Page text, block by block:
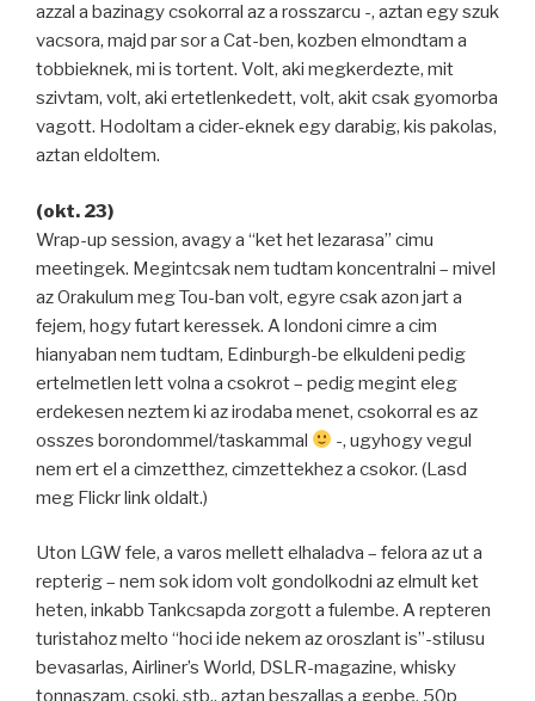
azzal a bazinagy csokorral az a rosszarcu -, aztan egy szuk
vacsora, majd par sor a Cat-ben, kozben elmondtam a
tobbieknek, mi is tortent. Volt, aki megkerdezte, mit
szivtam, volt, aki ertetlenkedett, volt, akit csak gyomorba
vagott. Hodoltam a cider-eknek egy darabig, kis pakolas,
aztan eldoltem.
(okt. 23)
Wrap-up session, avagy a “ket het lezarasa” cimu
meetingek. Megintcsak nem tudtam koncentralni – mivel
az Orakulum meg Tou-ban volt, egyre csak azon jart a
fejem, hogy futart keressek. A londoni cimre a cim
hianyaban nem tudtam, Edinburgh-be elkuldeni pedig
ertelmetlen lett volna a csokrot – pedig megint eleg
erdekesen neztem ki az irodaba menet, csokorral es az
osszes borondommel/taskammal
-, ugyhogy vegul
nem ert el a cimzetthez, cimzettekhez a csokor. (Lasd
meg Flickr link oldalt.)
Uton LGW fele, a varos mellett elhaladva – felora az ut a
repterig – nem sok idom volt gondolkodni az elmult ket
heten, inkabb Tankcsapda zorgott a fulembe. A repteren
turistahoz melto “hoci ide nekem az oroszlant is”-stilusu
bevasarlas, Airliner’s World, DSLR-magazine, whisky
tonnaszam, csoki, stb., aztan beszallas a gepbe. 50p